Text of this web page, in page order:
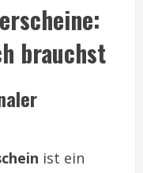
brauchst
ist ein